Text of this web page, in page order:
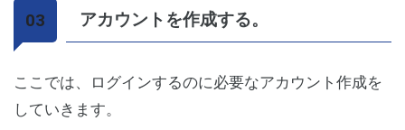
アカウントを作成する。
ここでは、ログインするのに必要なアカウント作成を
していきます。